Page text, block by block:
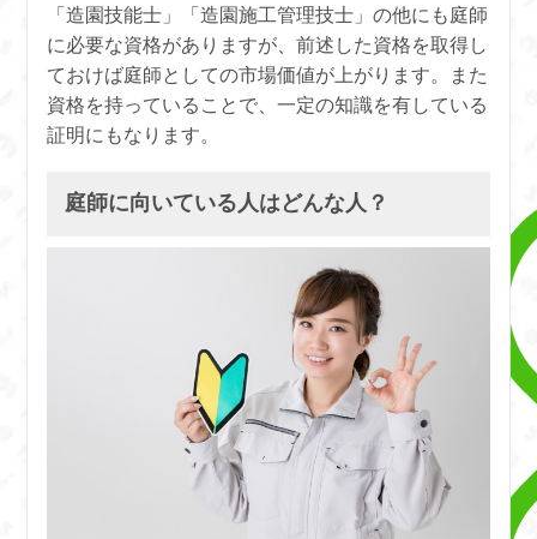
「造園技能士」「造園施工管理技士」の他にも庭師
に必要な資格がありますが、前述した資格を取得し
ておけば庭師としての市場価値が上がります。また
資格を持っていることで、一定の知識を有している
証明にもなります。
庭師に向いている人はどんな人？